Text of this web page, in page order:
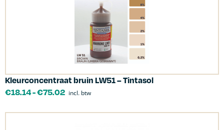
Kleurconcentraat bruin LW51 – Tintasol
€18.14-€75.02 incl. btw